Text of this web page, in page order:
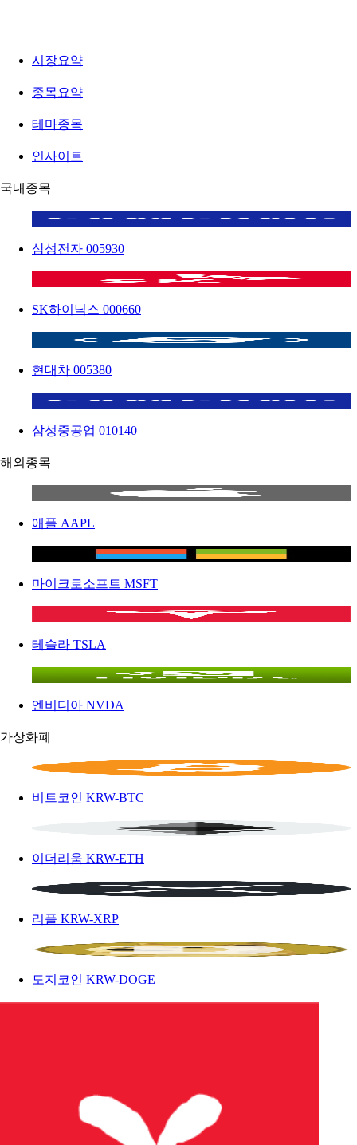
시장요약
종목요약
테마종목
인사이트
국내종목
삼성전자 005930
SK하이닉스 000660
현대차 005380
삼성중공업 010140
해외종목
애플 AAPL
마이크로소프트 MSFT
테슬라 TSLA
엔비디아 NVDA
가상화폐
비트코인 KRW-BTC
이더리움 KRW-ETH
리플 KRW-XRP
도지코인 KRW-DOGE